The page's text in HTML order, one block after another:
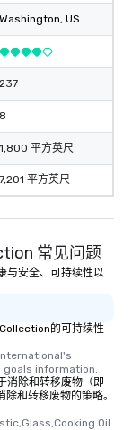
Washington, US
237
8
1,800 平方英尺
7,201 平方英尺
常见问题
与安全、可持续性以
的可持续性
information.
除和转移废物（即
和转移废物的策略。
Oil